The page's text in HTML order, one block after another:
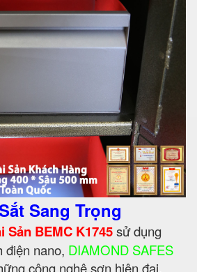
Sang Trọng
Sản BEMC K1745sử dụng
điện nano, DIAMOND SAFES
công nghệ sơn hiện đại.